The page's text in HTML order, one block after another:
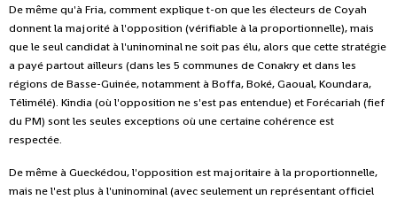
De même qu'à Fria, comment explique t-on que les électeurs de Coyah
donnent la majorité à l'opposition (vérifiable à la proportionnelle), mais
que le seul candidat à l'uninominal ne soit pas élu, alors que cette stratégie
a payé partout ailleurs (dans les 5 communes de Conakry et dans les
régions de Basse-Guinée, notamment à Boffa, Boké, Gaoual, Koundara,
Télimélé). Kindia (où l'opposition ne s'est pas entendue) et Forécariah (fief
du PM) sont les seules exceptions où une certaine cohérence est
respectée.
De même à Gueckédou, l'opposition est majoritaire à la proportionnelle,
mais ne l'est plus à l'uninominal (avec seulement un représentant officiel